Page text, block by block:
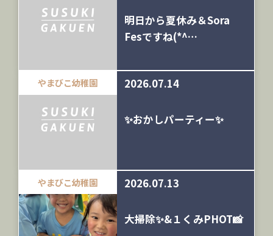
明日から夏休み＆Sora
Fesですね(*^…
やまびこ幼稚園 2026.07.14
✨おかしパーティー✨
やまびこ幼稚園 2026.07.13
大掃除✨&１くみPHOT📸